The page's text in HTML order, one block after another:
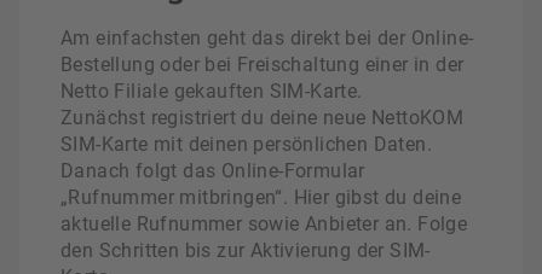
Am einfachsten geht das direkt bei der Online-
Bestellung oder bei Freischaltung einer in der
Netto Filiale gekauften SIM-Karte.
Zunächst registriert du deine neue NettoKOM
SIM-Karte mit deinen persönlichen Daten.
Danach folgt das Online-Formular
„Rufnummer mitbringen“. Hier gibst du deine
aktuelle Rufnummer sowie Anbieter an. Folge
den Schritten bis zur Aktivierung der SIM-